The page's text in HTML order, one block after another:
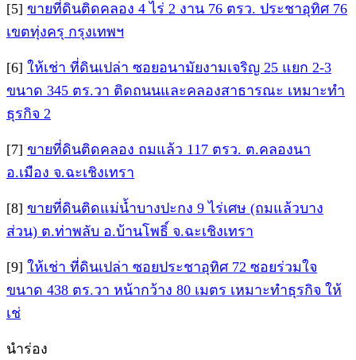
[5] ขายที่ดินติดคลอง 4 ไร่ 2 งาน 76 ตรว. ประชาอุทิศ 76
เขตทุ่งครุ กรุงเทพฯ
[6] ให้เช่า ที่ดินเปล่า ซอยอนามัยงามเจริญ 25 แยก 2-3
ขนาด 345 ตร.วา ติดถนนและคลองสาธารณะ เหมาะทำ
ธุรกิจ 2
[7] ขายที่ดินติดคลอง ถมแล้ว 117 ตรว. ต.คลองนา
อ.เมือง จ.ฉะเชิงเทรา
[8] ขายที่ดินติดแม่น้ำบางปะกง 9 ไร่เศษ (ถมแล้วบาง
ส่วน) ต.ท่าพลับ อ.บ้านโพธิ์ จ.ฉะเชิงเทรา
[9] ให้เช่า ที่ดินเปล่า ซอยประชาอุทิศ 72 ซอยร่วมใจ
ขนาด 438 ตร.วา หน้ากว้าง 80 เมตร เหมาะทำธุรกิจ ให้
เช่
นำร่อง